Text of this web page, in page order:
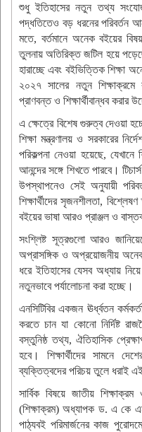
শুধু ইতিহাসের নতুন তথ্য
পদ্ধতিতেও বড় ধরনের পরিবর্তন
মতে, বর্তমানে অনেক বইয়ের
তুলনায় অতিরিক্ত জটিল হয়ে
হারাচ্ছে এবং বইভিত্তিক শিক্ষা
২০২৭ সালের নতুন
প্রাণবন্ত ও শিক্ষার্থীবান্ধব করার
এ ক্ষেত্রে বিশেষ গুরুত্ব দেওয়া
শিক্ষা মন্ত্রণালয় ও সরকারের
পরিকল্পনা নেওয়া হয়েছে, যেখানে
আনন্দের সঙ্গে শিখতে পারবে।
উপস্থাপনেও সেই অনুযায়ী
শিক্ষার্থীদের সৃজনশীলতা,
বইয়ের ভাষা আরও প্রাঞ্জল ও
সংশ্লিষ্ট সূত্রগুলো আরও
অপ্রাসঙ্গিক ও অপ্রয়োজনীয় অনেক
ধরে ইতিহাসের যেসব অধ্যায়
নতুনভাবে পর্যালোচনা করা হচ্ছে।
এনসিটিবির একজন ঊর্ধ্বতন
করতে চান যা কোনো নির্দিষ্ট
বস্তুনিষ্ঠ তথ্য, ঐতিহাসিক
হবে। শিক্ষার্থীদের সামনে
ব্যক্তিত্বদের পরিচয় তুলে ধরাই
সার্বিক বিষয়ে জাতীয়
(শিক্ষাক্রম) অধ্যাপক ড. এ কে
পাঠ্যবই পরিমার্জনের কাজ